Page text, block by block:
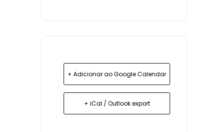
+ Adicionar ao Google Calendar
+ iCal / Outlook export